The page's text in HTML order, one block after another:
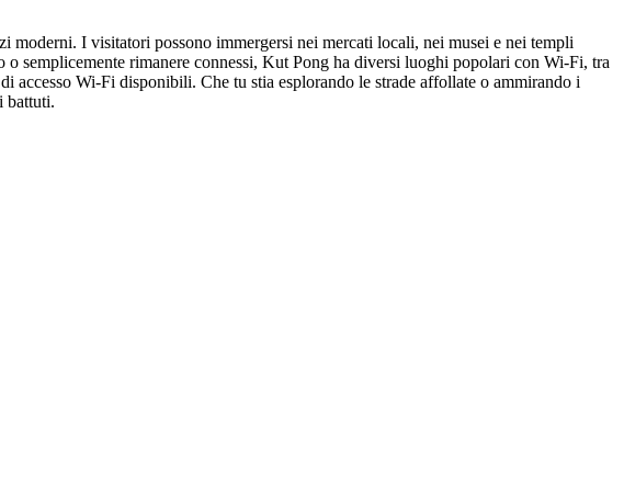
I visitatori possono immergersi nei mercati locali, nei musei e nei templi
semplicemente rimanere connessi, Kut Pong ha diversi luoghi popolari con Wi-Fi, tra
Wi-Fi disponibili. Che tu stia esplorando le strade affollate o ammirando i
battuti.